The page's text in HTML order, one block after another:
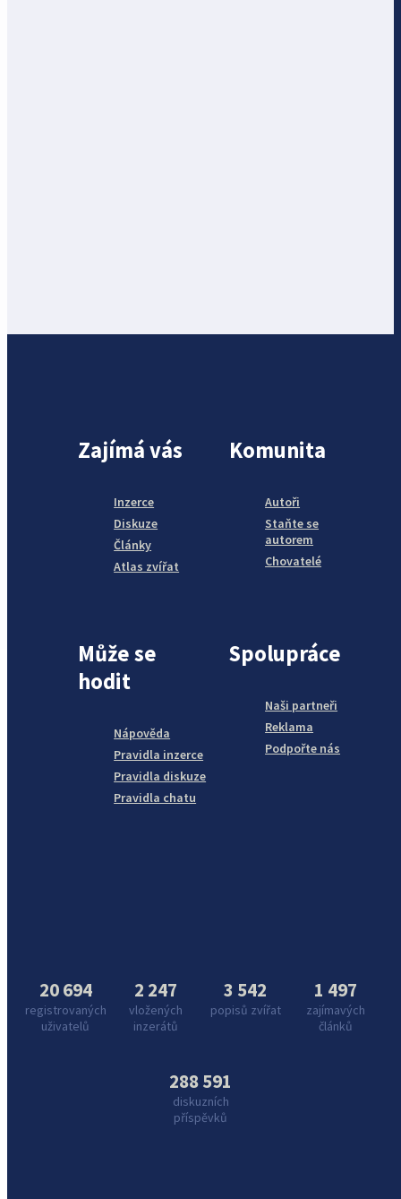
Zajímá vás
Inzerce
Diskuze
Články
Atlas zvířat
Komunita
Autoři
Staňte se
autorem
Chovatelé
Může se
hodit
Nápověda
Pravidla inzerce
Pravidla diskuze
Pravidla chatu
Spolupráce
Naši partneři
Reklama
Podpořte nás
20 694
registrovaných
uživatelů
2 247
vložených
inzerátů
3 542
popisů zvířat
1 497
zajímavých
článků
288 591
diskuzních
příspěvků